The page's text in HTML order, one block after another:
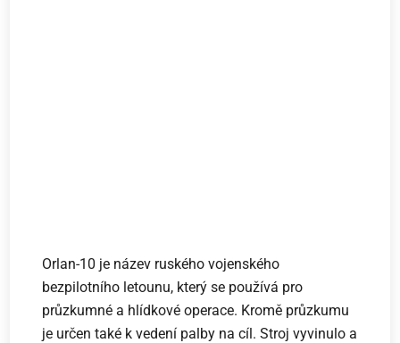
Orlan-10 je název ruského vojenského
bezpilotního letounu, který se používá pro
průzkumné a hlídkové operace. Kromě průzkumu
je určen také k vedení palby na cíl. Stroj vyvinulo a